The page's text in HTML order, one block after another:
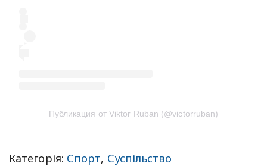
Публикация от Viktor Ruban (@victorruban)
Категорія: Спорт, Суспільство